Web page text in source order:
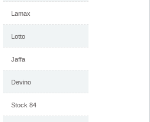
Lamax
Lotto
Jaffa
Devino
Stock 84